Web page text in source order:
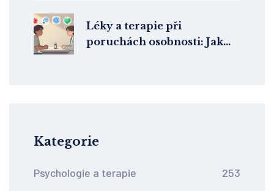
Léky a terapie při
poruchách osobnosti: Jak
Kategorie
Psychologie a terapie 253